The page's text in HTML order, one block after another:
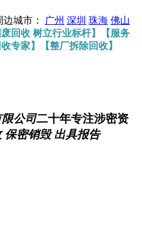
城市： 广州 深圳 珠海 佛山
废回收 树立行业标杆】【服务
专家】【整厂拆除回收】
公司二十年专注涉密资
保密销毁 出具报告